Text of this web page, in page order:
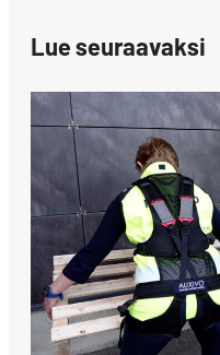
Lue seuraavaksi